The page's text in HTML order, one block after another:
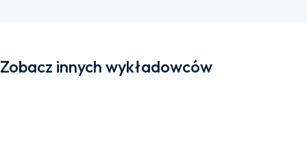
Zobacz innych wykładowców